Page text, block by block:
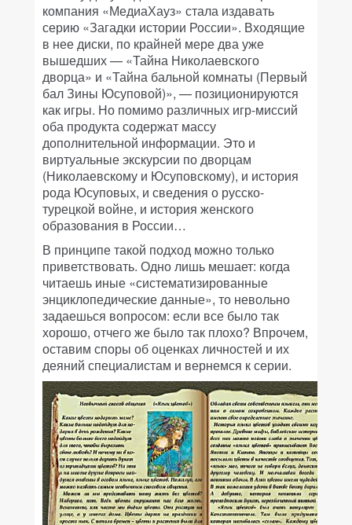
компания «МедиаХауз» стала издавать
серию «Загадки истории России». Входящие
в нее диски, по крайней мере два уже
вышедших — «Тайна Николаевского
дворца» и «Тайна бальной комнаты (Первый
бал Зины Юсуповой)», — позиционируются
как игры. Но помимо различных игр-миссий
оба продукта содержат массу
дополнительной информации. Это и
виртуальные экскурсии по дворцам
(Николаевскому и Юсуповскому), и история
рода Юсуповых, и сведения о русско-
турецкой войне, и история женского
образования в России…
В принципе такой подход можно только
приветствовать. Одно лишь мешает: когда
читаешь иные «систематизированные
энциклопедические данные», то невольно
задаешься вопросом: если все было так
хорошо, отчего же было так плохо? Впрочем,
оставим споры об оценках личностей и их
деяний специалистам и вернемся к серии.